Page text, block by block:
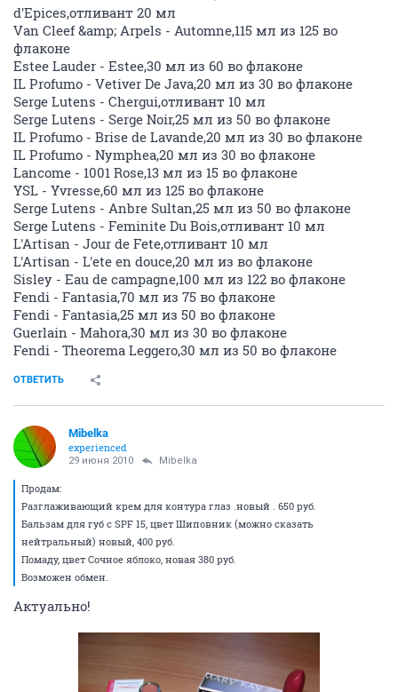
d'Epices,отливант 20 мл
Van Cleef &amp; Arpels - Automne,115 мл из 125 во
флаконе
Estee Lauder - Estee,30 мл из 60 во флаконе
IL Profumo - Vetiver De Java,20 мл из 30 во флаконе
Serge Lutens - Chergui,отливант 10 мл
Serge Lutens - Serge Noir,25 мл из 50 во флаконе
IL Profumo - Brise de Lavande,20 мл из 30 во флаконе
IL Profumo - Nymphea,20 мл из 30 во флаконе
Lancome - 1001 Rose,13 мл из 15 во флаконе
YSL - Yvresse,60 мл из 125 во флаконе
Serge Lutens - Anbre Sultan,25 мл из 50 во флаконе
Serge Lutens - Feminite Du Bois,отливант 10 мл
L'Artisan - Jour de Fete,отливант 10 мл
L'Artisan - L'ete en douce,20 мл из во флаконе
Sisley - Eau de campagne,100 мл из 122 во флаконе
Fendi - Fantasia,70 мл из 75 во флаконе
Fendi - Fantasia,25 мл из 50 во флаконе
Guerlain - Mahora,30 мл из 30 во флаконе
Fendi - Theorema Leggero,30 мл из 50 во флаконе
ОТВЕТИТЬ
Mibelka
experienced
29 июня 2010 Mibelka
Продам:
Разглаживающий крем для контура глаз .новый . 650 руб.
Бальзам для губ с SPF 15, цвет Шиповник (можно сказать
нейтральный) новый, 400 руб.
Помаду, цвет Сочное яблоко, новая 380 руб.
Возможен обмен.
Актуально!